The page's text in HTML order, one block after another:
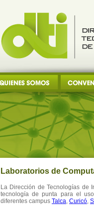
Laboratorios de
La Dirección de Tecnologías de
tecnología de punta para el
diferentes campus Talca, Curicó,